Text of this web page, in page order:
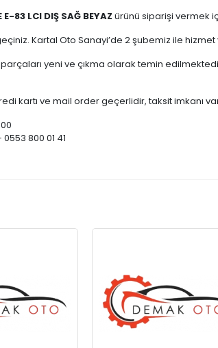
E-83 LCI DIŞ SAĞ BEYAZ ürünü siparişi vermek
Kartal Oto Sanayi’de 2 şubemiz ile
yeni ve çıkma olarak temin
kartı ve mail order geçerlidir, taksit imkanı
0553 800 01 41